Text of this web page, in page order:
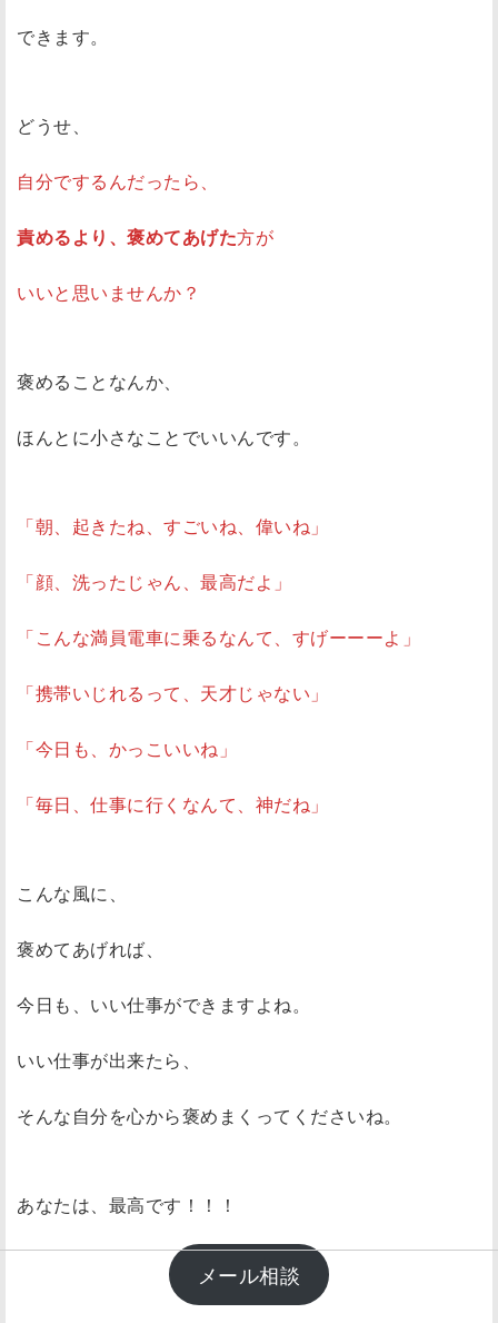
できます。
どうせ、
自分でするんだったら、
責めるより、褒めてあげた方が
いいと思いませんか？
褒めることなんか、
ほんとに小さなことでいいんです。
「朝、起きたね、すごいね、偉いね」
「顔、洗ったじゃん、最高だよ」
「こんな満員電車に乗るなんて、すげーーーよ」
「携帯いじれるって、天才じゃない」
「今日も、かっこいいね」
「毎日、仕事に行くなんて、神だね」
こんな風に、
褒めてあげれば、
今日も、いい仕事ができますよね。
いい仕事が出来たら、
そんな自分を心から褒めまくってくださいね。
あなたは、最高です！！！
メール相談